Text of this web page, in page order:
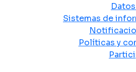
Sistemas de
Políticas y